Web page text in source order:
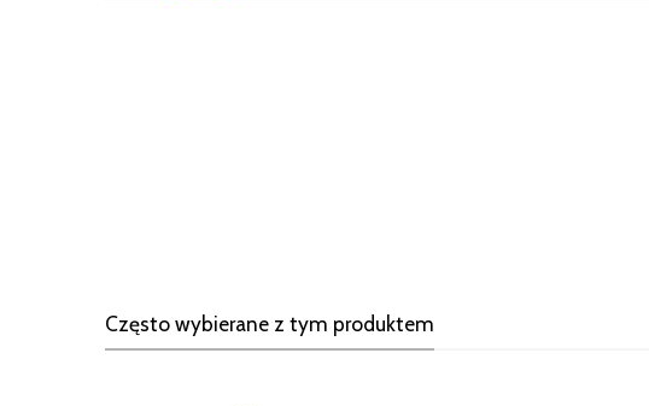
Często wybierane z tym produktem